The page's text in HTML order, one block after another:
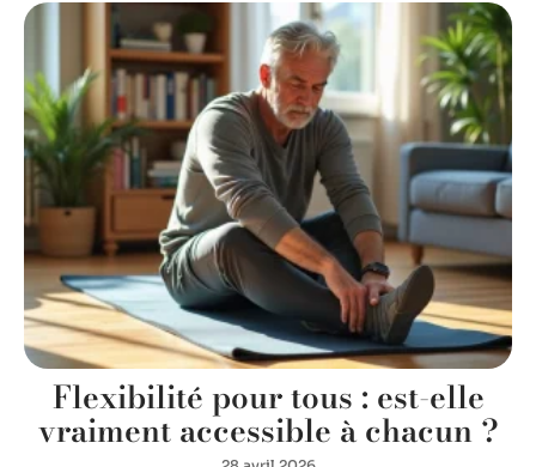
Flexibilité pour tous : est-elle
vraiment accessible à chacun ?